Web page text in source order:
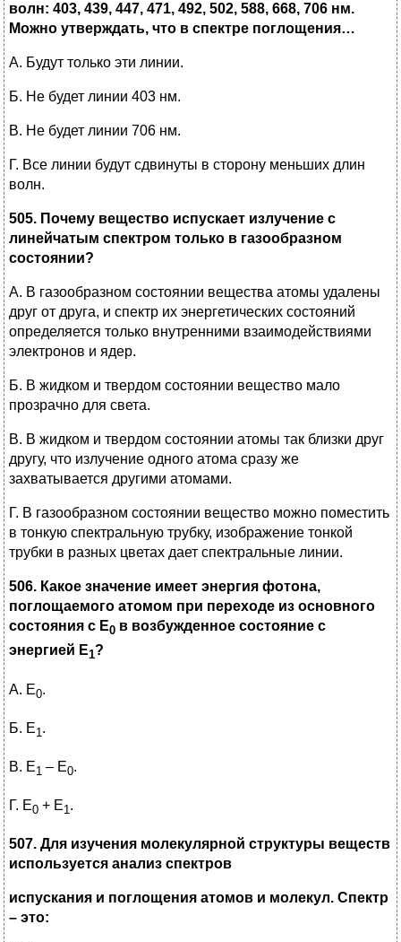
волн: 403, 439, 447, 471, 492, 502, 588, 668, 706 нм.
Можно утверждать, что в спектре поглощения…
А. Будут только эти линии.
Б. Не будет линии 403 нм.
В. Не будет линии 706 нм.
Г. Все линии будут сдвинуты в сторону меньших длин
волн.
505. Почему вещество испускает излучение с
линейчатым спектром только в газообразном
состоянии?
А. В газообразном состоянии вещества атомы удалены
друг от друга, и спектр их энергетических состояний
определяется только внутренними взаимодействиями
электронов и ядер.
Б. В жидком и твердом состоянии вещество мало
прозрачно для света.
В. В жидком и твердом состоянии атомы так близки друг
другу, что излучение одного атома сразу же
захватывается другими атомами.
Г. В газообразном состоянии вещество можно поместить
в тонкую спектральную трубку, изображение тонкой
трубки в разных цветах дает спектральные линии.
506. Какое значение имеет энергия фотона,
поглощаемого атомом при переходе из основного
состояния с Е0 в возбужденное состояние с
энергией Е1?
А. Е0.
Б. Е1.
В. Е1 – Е0.
Г. Е0 + Е1.
507. Для изучения молекулярной структуры веществ
используется анализ спектров
испускания и поглощения атомов и молекул. Спектр
– это: